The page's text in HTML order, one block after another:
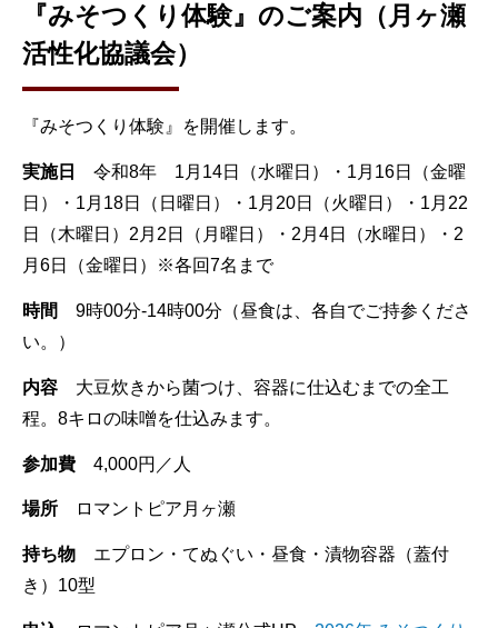
『みそつくり体験』のご案内（月ヶ瀬
活性化協議会）
『みそつくり体験』を開催します。
実施日
令和8年 1月14日（水曜日）・1月16日（金曜
日）・1月18日（日曜日）・1月20日（火曜日）・1月22
日（木曜日）2月2日（月曜日）・2月4日（水曜日）・2
月6日（金曜日）※各回7名まで
時間
9時00分-14時00分（昼食は、各自でご持参くださ
い。）
内容 大豆炊きから菌つけ、容器に仕込むまでの全工
程。8キロの味噌を仕込みます。
参加費 4,000円／人
場所 ロマントピア月ヶ瀬
持ち物 エプロン・てぬぐい・昼食・漬物容器（蓋付
き）10型